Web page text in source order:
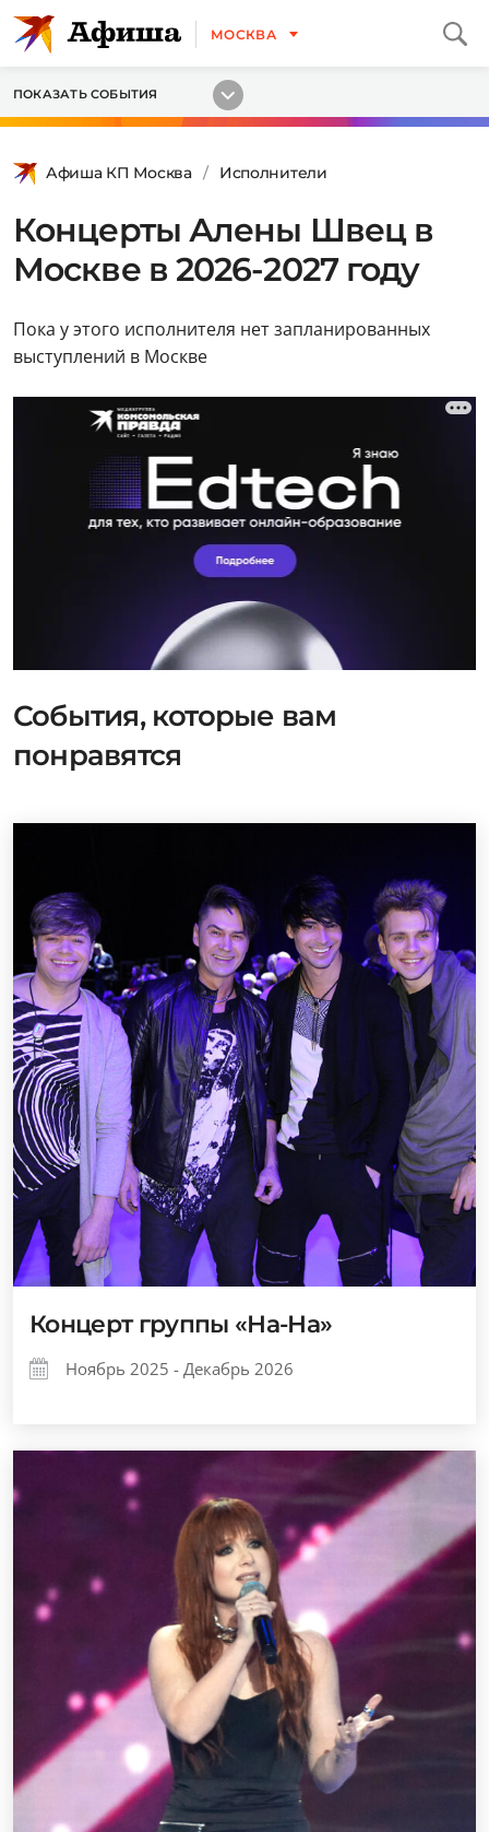
МОСКВА
ПОКАЗАТЬ СОБЫТИЯ
Афиша КП Москва Исполнители
Концерты Алены Швец в
Москве в 2026-2027 году
Пока у этого исполнителя нет запланированных
выступлений в Москве
События, которые вам
понравятся
Концерт группы «На-На»
Ноябрь 2025 - Декабрь 2026